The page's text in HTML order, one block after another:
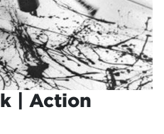
| Action